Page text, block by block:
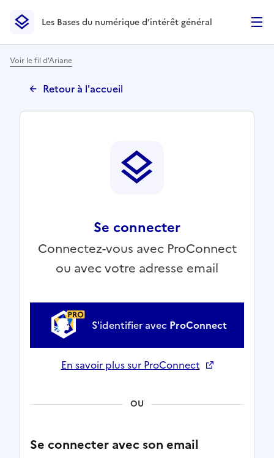
Les Bases du numérique d’intérêt général- Retour à la
Les Bases du numérique d’intérêt général
Voir le fil d'Ariane
Retour à l'accueil
Se connecter
Connectez-vous avec ProConnect
ou avec votre adresse email
S'identifier avec ProConnect
En savoir plus sur ProConnect
OU
Se connecter avec son email